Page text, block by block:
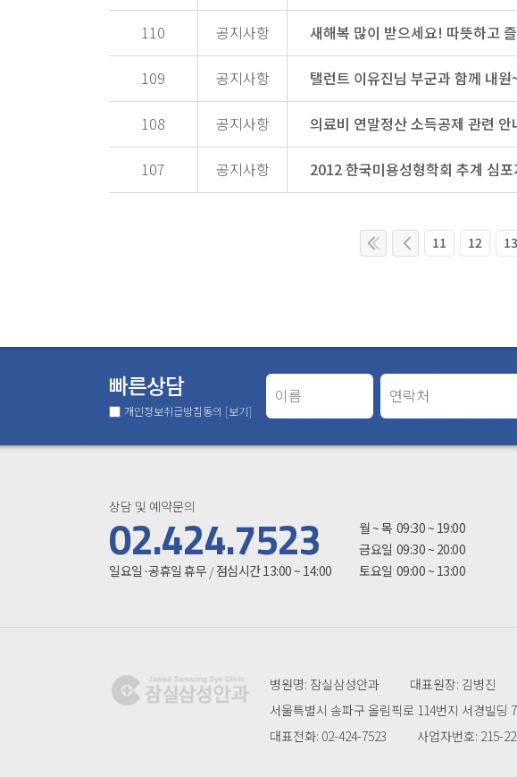
110 공지사항 새해복 많이 받으세요! 따뜻하고
109 공지사항 탤런트 이유진님 부군과 함께 내
108 공지사항 의료비 연말정산 소득공제 관련 안
107 공지사항 2012 한국미용성형학회 추계 심
11 12 13
빠른상담
개인정보취급방침동의 [보기]
상담 및 예약문의
02.424.7523
월 ~ 목 09:30 ~ 19:00
금요일 09:30 ~ 20:00
토요일 09:00 ~ 13:00
일요일·공휴일 휴무/점심시간 13:00 ~ 14:00
병원명: 잠실삼성안과
대표원장: 김병진
서울특별시 송파구 올림픽로 114번지 서경빌딩
대표전화: 02-424-7523
사업자번호: 215-